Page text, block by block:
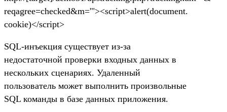
reqagree=checked&m='"><script>alert(document.
cookie)</script>
SQL-инъекция существует из-за
недостаточной проверки входных данных в
нескольких сценариях. Удаленный
пользователь может выполнить произвольные
SQL команды в базе данных приложения.